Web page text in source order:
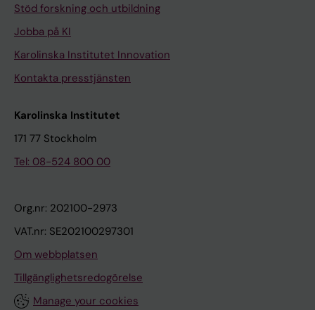
Stöd forskning och utbildning
Jobba på KI
Karolinska Institutet Innovation
Kontakta presstjänsten
Karolinska Institutet
171 77 Stockholm
Tel: 08-524 800 00
Org.nr: 202100-2973
VAT.nr: SE202100297301
Om webbplatsen
Tillgänglighetsredogörelse
Manage your cookies